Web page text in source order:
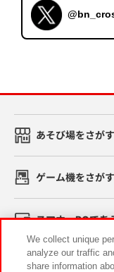
あそび場をさがす
ゲーム機をさがす
スマホ・PCであ
イベント・キャ
We collect unique
analyze our traffic
share information